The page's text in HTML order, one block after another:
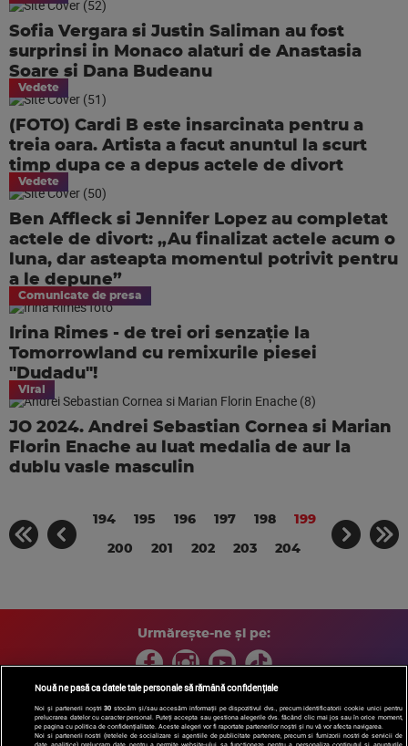
Sofia Vergara si Justin Saliman au fost
surprinsi in Monaco alaturi de Anastasia
Soare si Dana Budeanu
Vedete
(FOTO) Cardi B este insarcinata pentru a
treia oara. Artista a facut anuntul la scurt
timp dupa ce a depus actele de divort
Vedete
Ben Affleck si Jennifer Lopez au completat
actele de divort: „Au finalizat actele acum o
luna, dar asteapta momentul potrivit pentru
a le depune”
Comunicate de presa
Irina Rimes - de trei ori senzație la
Tomorrowland cu remixurile piesei
"Dudadu"!
Viral
JO 2024. Andrei Sebastian Cornea si Marian
Florin Enache au luat medalia de aur la
dublu vasle masculin
194 195 196 197 198 199
200 201 202 203 204
Urmărește-ne și pe:
Copyright © 2026 / DIGI ROMANIA S.A.
Arhiva
Comunicate de presă Politica de confidentialitate
Termeni
Nouă ne pasă ca datele tale personale să rămână confidențiale
Noi și partenerii noștri30 stocăm și/sau accesăm informații pe dispozitivul dvs., precum identificatorii cookie unici pentru
prelucrarea datelor cu caracter personal. Puteți accepta sau gestiona alegerile dvs. făcând clic mai jos sau în orice moment,
pe pagina cu politica de confidențialitate. Aceste alegeri vor fi raportate partenerilor noștri și nu vă vor afecta navigarea.
Noi si partenerii nostri (retelele de socializare si agentiile de publicitate partenere, precum si furnizorii nostri de servicii de
date analitice) prelucram date pentru a permite website-ului sa functioneze, pentru a personaliza continutul si anunturile